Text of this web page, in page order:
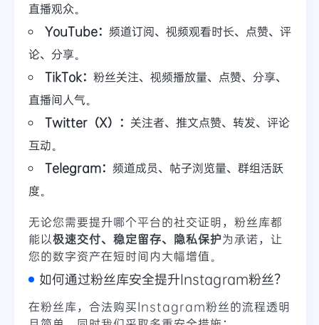
直播观众。
YouTube： 频道订阅、视频观看时长、点赞、评
论、分享。
TikTok： 粉丝关注、视频播放量、点赞、分享、
直播间人气。
Twitter（X）： 关注者、推文点赞、转发、评论
互动。
Telegram： 频道成员、帖子浏览量、群组活跃
度。
无论您需要提升哪个平台的社交证明，粉丝库都
能以极速交付、稳定留存、隐私保护为承诺，让
您的数字资产在短时间内大幅增值。
如何通过粉丝库安全提升Instagram粉丝？
在粉丝库，合法购买Instagram粉丝的流程透明